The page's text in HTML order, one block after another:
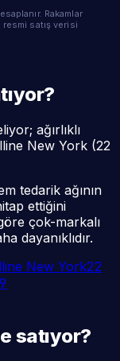
Rakamlar
satış verisi
ağırlıklı
New York (22
tedarik ağının
ettiğini
çok-markalı
dayanıklıdır.
New York22
satıyor?